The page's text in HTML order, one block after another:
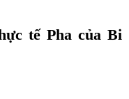
tế Pha của Bi